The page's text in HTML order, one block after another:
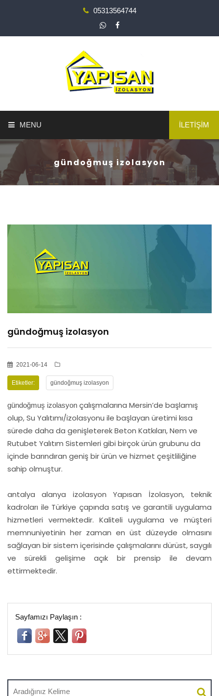
05313564744
MENU
ANA SAYFA
HİZMETLER
BÖLGELER
OSMANİYE
İZOLASYON
BLOG
İLETİŞİM
gündoğmuş izolasyon
gündoğmuş izolasyon
2021-06-14
Etiketler: gündoğmuş izolasyon
gündoğmuş izolasyon çalışmalarına Mersin’de başlamış
olup, Su Yalıtımı/izolasyonu ile başlayan üretimi kısa
sürede daha da genişleterek Beton Katkıları, Nem ve
Rutubet Yalıtım Sistemleri gibi birçok ürün grubunu da
içinde barındıran geniş bir ürün ve hizmet çeşitliliğine
sahip olmuştur.
antalya alanya izolasyon Yapısan İzolasyon, teknik
kadroları ile Türkiye çapında satış ve garantili uygulama
hizmetleri vermektedir. Kaliteli uygulama ve müşteri
memnuniyetinin her zaman en üst düzeyde olmasını
sağlayan bir sistem içerisinde çalışmalarını dürüst, saygılı
ve sürekli gelişime açık bir prensip ile devam
ettirmektedir.
Sayfamızı Paylaşın :